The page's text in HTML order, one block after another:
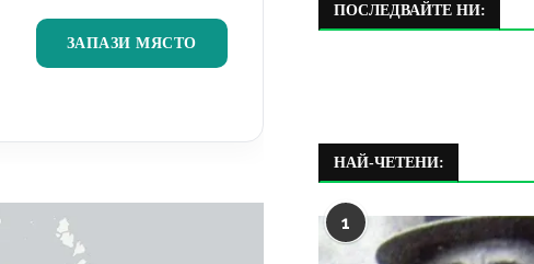
ЗАПАЗИ МЯСТО
ПОСЛЕДВАЙТЕ НИ:
НАЙ-ЧЕТЕНИ:
1